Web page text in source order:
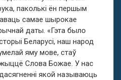
паколькі ён першым
самае шырокае
даты. «Гэта было
Беларусі, наш народ
яму мове, стаў
жыццё Слова Божае. У нас
якой называюць